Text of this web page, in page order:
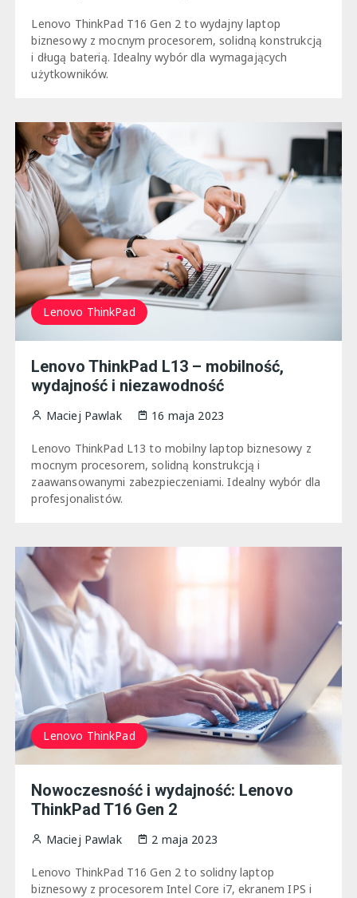
Lenovo ThinkPad T16 Gen 2 to wydajny laptop
biznesowy z mocnym procesorem, solidną konstrukcją
i długą baterią. Idealny wybór dla wymagających
użytkowników.
Lenovo ThinkPad
Lenovo ThinkPad L13 – mobilność,
wydajność i niezawodność
Maciej Pawlak 16 maja 2023
Lenovo ThinkPad L13 to mobilny laptop biznesowy z
mocnym procesorem, solidną konstrukcją i
zaawansowanymi zabezpieczeniami. Idealny wybór dla
profesjonalistów.
Lenovo ThinkPad
Nowoczesność i wydajność: Lenovo
ThinkPad T16 Gen 2
Maciej Pawlak 2 maja 2023
Lenovo ThinkPad T16 Gen 2 to solidny laptop
biznesowy z procesorem Intel Core i7, ekranem IPS i